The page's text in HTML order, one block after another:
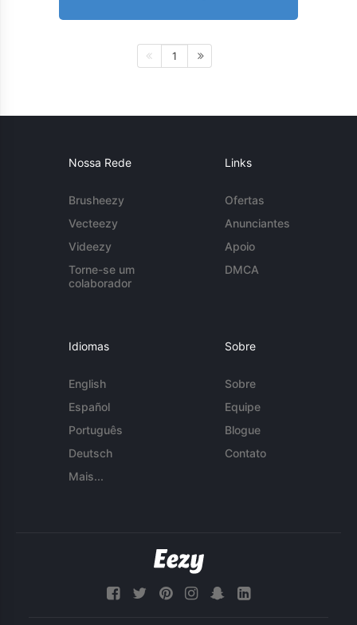
1
Nossa Rede
Brusheezy
Vecteezy
Videezy
Torne-se um
colaborador
Links
Ofertas
Anunciantes
Apoio
DMCA
Idiomas
English
Español
Português
Deutsch
Mais...
Sobre
Sobre
Equipe
Blogue
Contato